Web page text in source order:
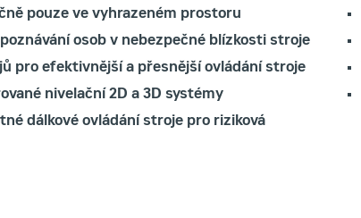
pouze ve vyhrazeném prostoru
osob v nebezpečné blízkosti stroje
pro efektivnější a přesnější ovládání stroje
nivelační 2D a 3D systémy
dálkové ovládání stroje pro riziková